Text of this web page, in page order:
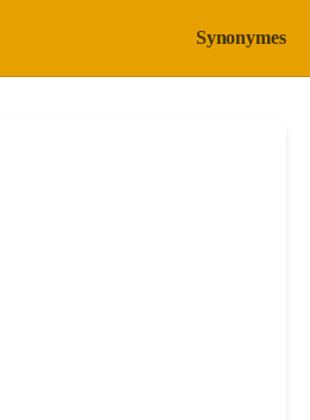
Synonymes